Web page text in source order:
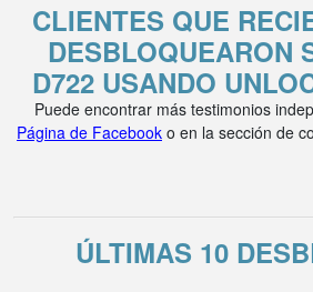
CLIENTES QUE
DESBLOQUEARON
D722 USANDO
Puede encontrar más testimonios
Página de Facebook o en la sección de
ÚLTIMAS 10